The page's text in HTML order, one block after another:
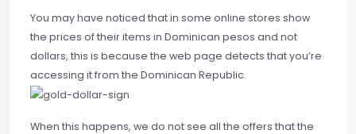
You may have noticed that in some online stores show
the prices of their items in Dominican pesos and not
dollars, this is because the web page detects that you’re
accessing it from the Dominican Republic.
When this happens, we do not see all the offers that the